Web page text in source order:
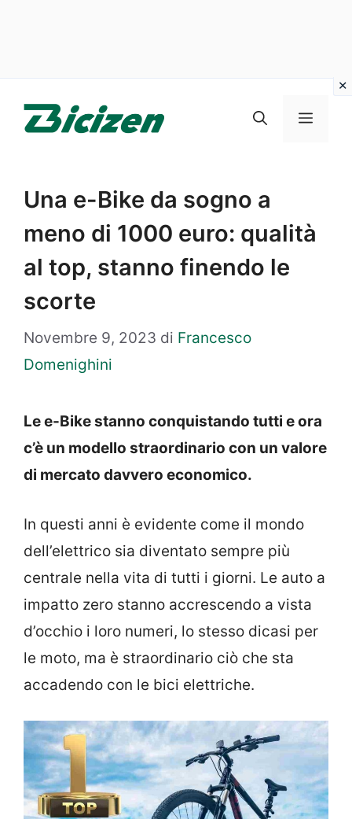
Menu
Una e-Bike da sogno a
meno di 1000 euro: qualità
al top, stanno finendo le
scorte
Novembre 9, 2023 di Francesco
Domenighini
Le e-Bike stanno conquistando tutti e ora
c’è un modello straordinario con un valore
di mercato davvero economico.
In questi anni è evidente come il mondo
dell’elettrico sia diventato sempre più
centrale nella vita di tutti i giorni. Le auto a
impatto zero stanno accrescendo a vista
d’occhio i loro numeri, lo stesso dicasi per
le moto, ma è straordinario ciò che sta
accadendo con le bici elettriche.